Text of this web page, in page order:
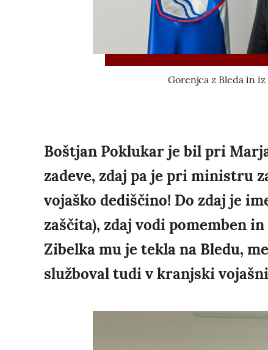
Gorenjca z Bleda in
Boštjan Poklukar je bil pri
zadeve, zdaj pa je pri ministru
vojaško dediščino! Do zdaj je
zaščita), zdaj vodi pomemben
Zibelka mu je tekla na Bledu,
služboval tudi v kranjski